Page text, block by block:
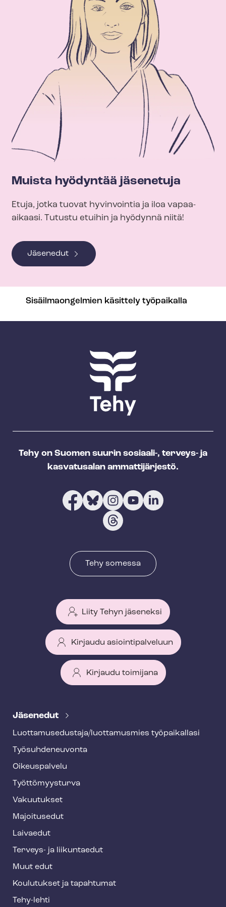
Muista hyödyntää jäsenetuja
Etuja, jotka tuovat hyvinvointia ja iloa vapaa-
aikaasi. Tutustu etuihin ja hyödynnä niitä!
Jäsenedut
Sisäilmaongelmien käsittely työpaikalla
Tehy on Suomen suurin sosiaali-, terveys- ja
kasvatusalan ammattijärjestö.
Tehy somessa
Liity Tehyn jäseneksi
Kirjaudu asiointipalveluun
Kirjaudu toimijana
e
f
o
o
t
e
Jäsenedut
Luot­ta­muse­dus­ta­ja/luottamusmies työpaikallasi
Työ­suh­de­neu­von­ta
Oikeuspalvelu
Työt­tö­myys­tur­va
Vakuutukset
Majoitusedut
Laivaedut
Terveys- ja liikuntaedut
Muut edut
Koulutukset ja tapahtumat
Tehy-lehti